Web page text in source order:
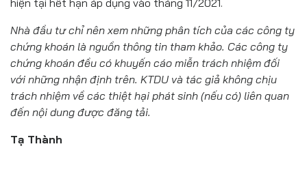
Nhà đầu tư chỉ nên xem những phân tích của các công ty
chứng khoán là nguồn thông tin tham khảo. Các công ty
chứng khoán đều có khuyến cáo miễn trách nhiệm đối
với những nhận định trên. KTDU và tác giả không chịu
trách nhiệm về các thiệt hại phát sinh (nếu có) liên quan
đến nội dung được đăng tải.
Tạ Thành